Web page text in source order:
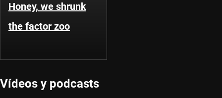
Honey, we shrunk
the factor zoo
Vídeos y podcasts